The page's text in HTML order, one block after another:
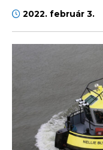
2022. február 3.